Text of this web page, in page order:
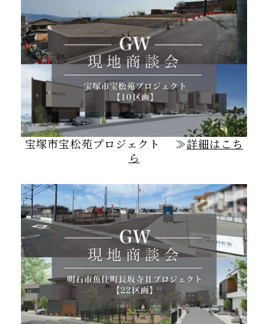
宝塚市宝松苑プロジェクト ≫詳細はこち
ら